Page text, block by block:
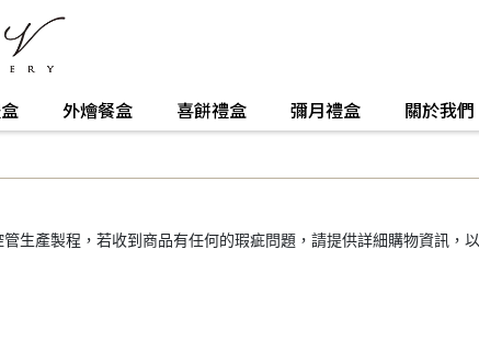
外燴餐盒 喜餅禮盒 彌月禮盒 關於我們
生產製程，若收到商品有任何的瑕疵問題，請提供詳細購物資訊，